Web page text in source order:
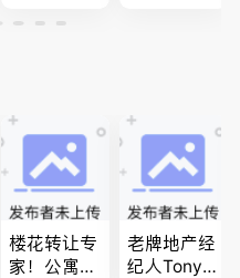
家庭法, 离
纠纷，审判
楼花转让专
家！公寓销
老牌地产经
纪人Tony L